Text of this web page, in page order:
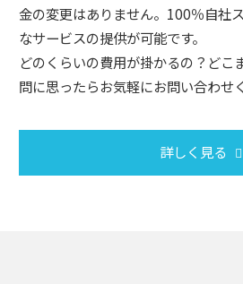
金の変更はありません。100％自社
なサービスの提供が可能です。
どのくらいの費用が掛かるの？どこ
問に思ったらお気軽にお問い合わせ
詳しく見る